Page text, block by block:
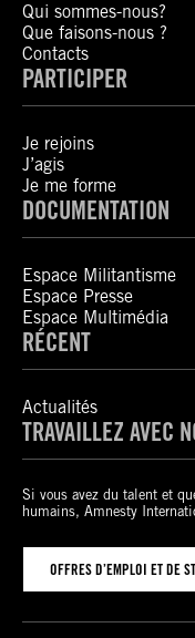
Qui sommes-nous?
Que faisons-nous ?
Contacts
PARTICIPER
Je rejoins
J’agis
Je me forme
DOCUMENTATION
Espace Militantisme
Espace Presse
Espace Multimédia
RÉCENT
Actualités
TRAVAILLEZ AVEC
Si vous avez du talent et
humains, Amnesty
OFFRES D’EMPLOI ET DE